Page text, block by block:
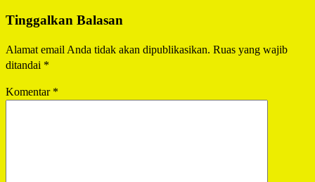
Tinggalkan Balasan
Alamat email Anda tidak akan dipublikasikan. Ruas yang wajib
ditandai *
Komentar *